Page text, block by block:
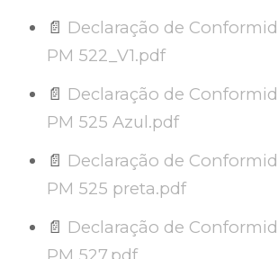
📄 Declaração de
PM 522_V1.pdf
📄 Declaração de
PM 525 Azul.pdf
📄 Declaração de
PM 525 preta.pdf
📄 Declaração de